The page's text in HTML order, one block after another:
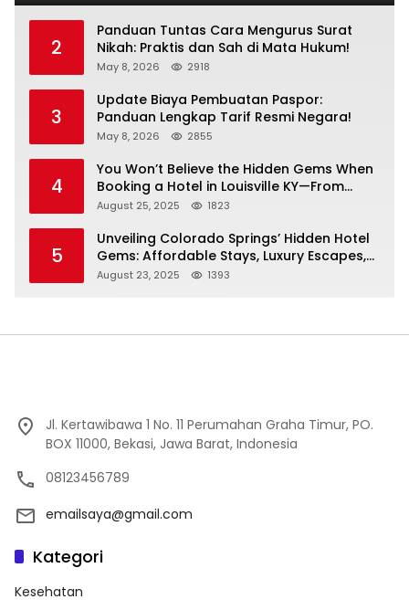
2
Panduan Tuntas Cara Mengurus Surat
Nikah: Praktis dan Sah di Mata Hukum!
May 8, 2026 2918
3
Update Biaya Pembuatan Paspor:
Panduan Lengkap Tarif Resmi Negara!
May 8, 2026 2855
4
You Won’t Believe the Hidden Gems When
Booking a Hotel in Louisville KY—From
Cheap to Luxe!
August 25, 2025 1823
5
Unveiling Colorado Springs’ Hidden Hotel
Gems: Affordable Stays, Luxury Escapes,
and Everything In Between!
August 23, 2025 1393
Jl. Kertawibawa 1 No. 11 Perumahan Graha Timur, PO.
BOX 11000, Bekasi, Jawa Barat, Indonesia
08123456789
emailsaya@gmail.com
Kategori
Kesehatan